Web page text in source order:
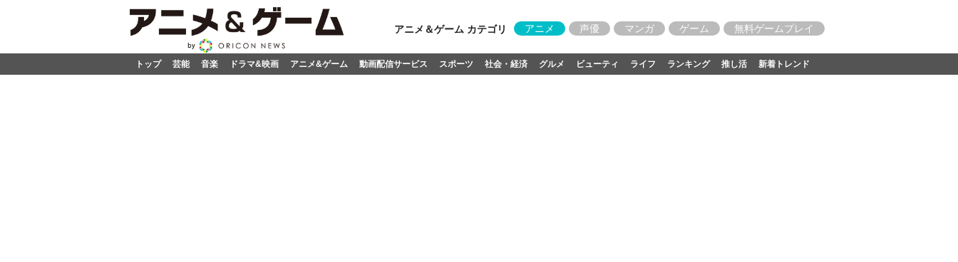
アニメ＆ゲーム カテゴリ アニメ 声優 マンガ ゲーム 無料ゲームプレイ
トップ 芸能 音楽 ドラマ&映画 アニメ&ゲーム 動画配信サービス スポーツ 社会・経済 グルメ ビューティ ライフ ランキング 推し活 新着トレンド